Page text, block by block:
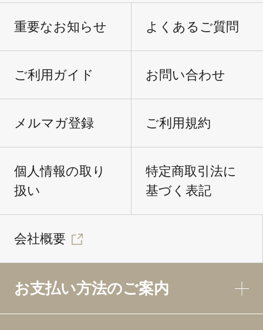
重要なお知らせ よくあるご質問
ご利用ガイド お問い合わせ
メルマガ登録 ご利用規約
個人情報の取り
扱い
特定商取引法に
基づく表記
会社概要
お支払い方法のご案内